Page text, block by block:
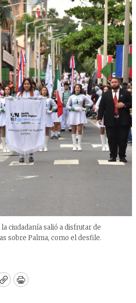
ciudadanía salió a disfrutar de
sobre Palma, como el desfile.
CopyPrint